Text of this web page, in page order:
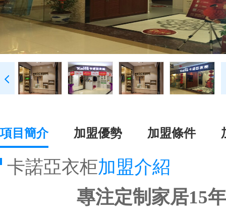
項目簡介 加盟優勢 加盟條件
卡諾亞衣柜加盟介紹
專注定制家居15